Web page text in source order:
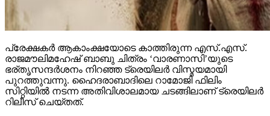
പ്രേക്ഷകര്‍ ആകാംക്ഷയോടെ കാത്തിരുന്ന എസ്.എസ്.
രാജമൗലിമഹേഷ് ബാബു ചിത്രം ‘വാരണാസി’യുടെ
ഭര്തൃസന്ദര്‍ശനം നിറഞ്ഞ ട്രെയിലര്‍ വിസ്മയമായി
പുറത്തുവന്നു. ഹൈദരാബാദിലെ റാമോജി ഫിലിം
സിറ്റിയില്‍ നടന്ന അതിവിശാലമായ ചടങ്ങിലാണ് ട്രെയിലര്‍
റിലീസ് ചെയ്തത്.